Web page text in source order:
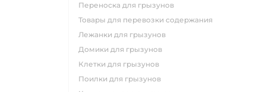
переноска для грызунов
товары для перевозки содержания
лежанки для грызунов
домики для грызунов
клетки для грызунов
поилки для грызунов